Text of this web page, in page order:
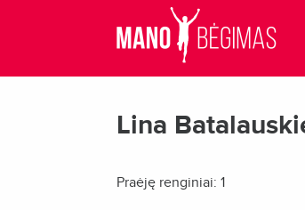
Lina
Praėję renginiai: 1